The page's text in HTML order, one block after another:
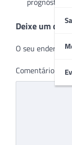
Post
Deixe um
O seu endereço
Comentário